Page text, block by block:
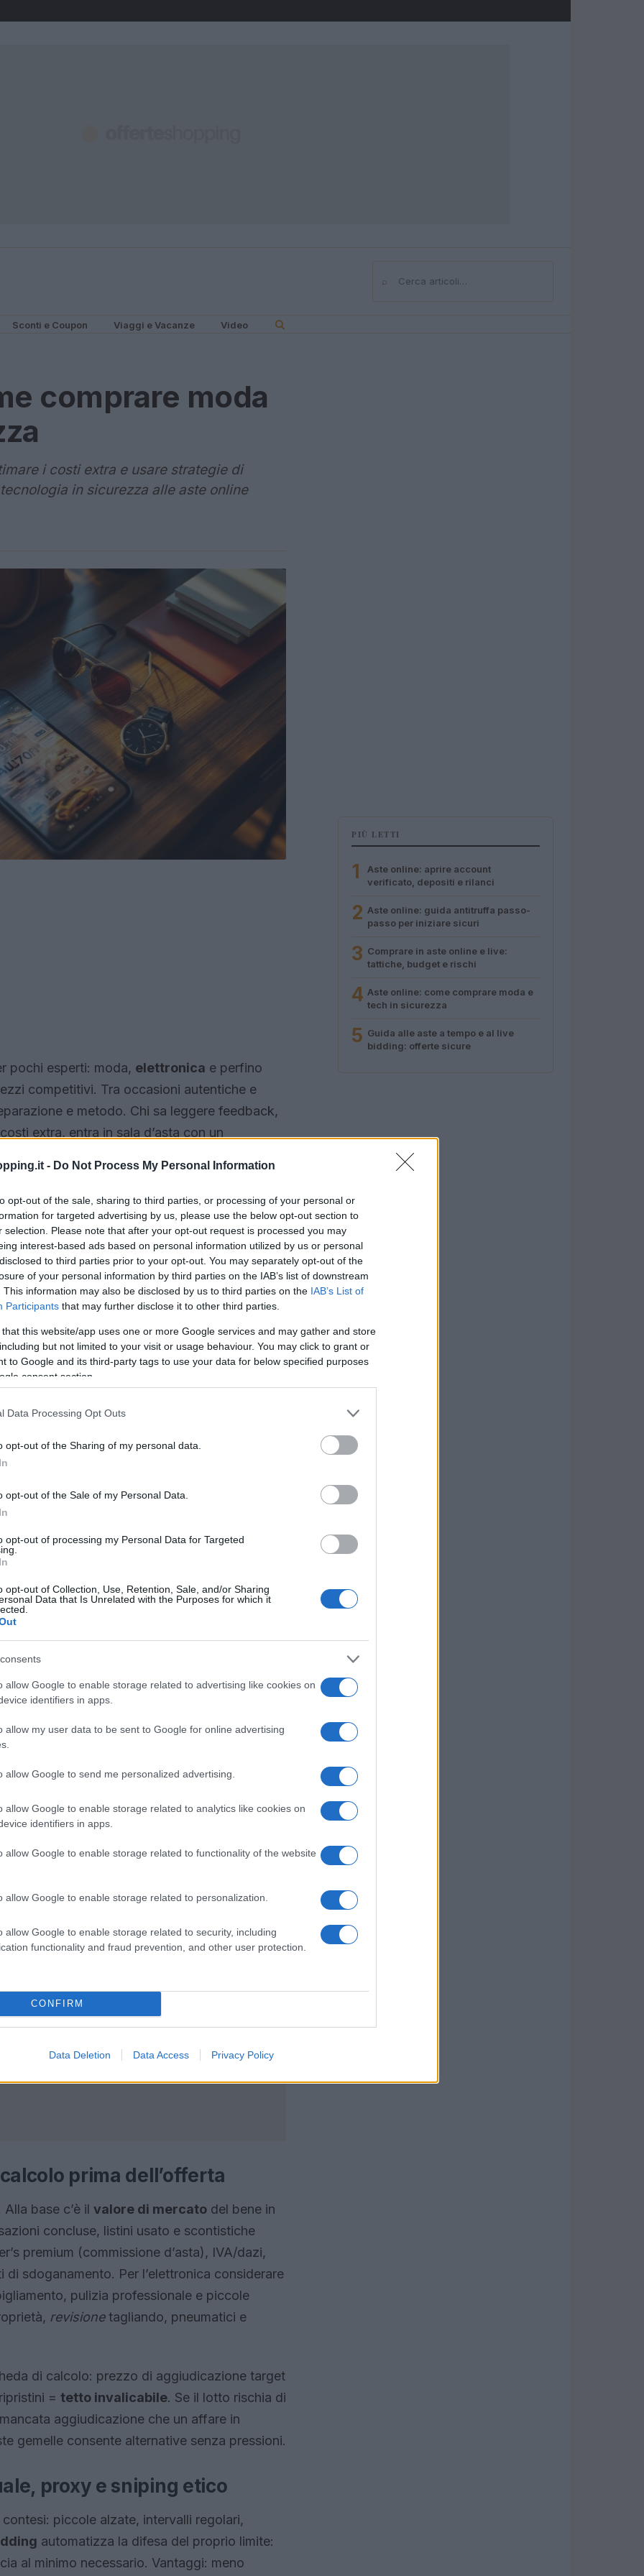
- Do Not Process My Personal Information
opt-out of the sale, sharing to third parties, or processing of your personal or
for targeted advertising by us, please use the below opt-out section to
selection. Please note that after your opt-out request is processed you may
interest-based ads based on personal information utilized by us or personal
to third parties prior to your opt-out. You may separately opt-out of the
of your personal information by third parties on the IAB’s list of downstream
This information may also be disclosed by us to third parties on the IAB’s List of
Participants that may further disclose it to other third parties.
that this website/app uses one or more Google services and may gather and store
but not limited to your visit or usage behaviour. You may click to grant or
to Google and its third-party tags to use your data for below specified purposes
consent section.
Data Processing Opt Outs
opt-out of the Sharing of my personal data.
opt-out of the Sale of my Personal Data.
opt-out of processing my Personal Data for Targeted
opt-out of Collection, Use, Retention, Sale, and/or Sharing
Data that Is Unrelated with the Purposes for which it
allow Google to enable storage related to advertising like cookies on
identifiers in apps.
allow my user data to be sent to Google for online advertising
allow Google to send me personalized advertising.
allow Google to enable storage related to analytics like cookies on
identifiers in apps.
allow Google to enable storage related to functionality of the website
allow Google to enable storage related to personalization.
allow Google to enable storage related to security, including
functionality and fraud prevention, and other user protection.
CONFIRM
Data Deletion Data Access Privacy Policy
⌕Cerca
Sconti e Coupon Viaggi e Vacanze Video
comprare moda
i costi extra e usare strategie di
in sicurezza alle aste online
pochi esperti: moda, elettronica e perfino
competitivi. Tra occasioni autentiche e
e metodo. Chi sa leggere feedback,
extra, entra in sala d’asta con un
pensata per chi vuole fare offerte efficaci,
proprio budget.
up completo del lotto:
e immagini. Conoscere le regole della
in anticipo riduce l’emotività e alza la
indicano davvero
ma vanno letti in profondità.
delle recensioni e la risposta a eventuali
rischioso, ma richiede
sono il cuore: verificare chi le ha redatte, la
certificati per un’auto, test funzionali per
l’eventuale copertura assicurativa della
coerenti con la descrizione. Cercare segni
tra numeri di serie e scheda, ombre
scatti aggiuntivi su punti critici è
di cuciture, timbri, seriali; per elettronica,
vano motore, sottoscocca e interno
prima dell’offerta
base c’è il valore di mercato del bene in
concluse, listini usato e scontistiche
premium (commissione d’asta), IVA/dazi,
sdoganamento. Per l’elettronica considerare
pulizia professionale e piccole
revisionetagliando, pneumatici e
di calcolo: prezzo di aggiudicazione target
= tetto invalicabile. Se il lotto rischia di
aggiudicazione che un affare in
gemelle consente alternative senza pressioni.
proxy e sniping etico
piccole alzate, intervalli regolari,
automatizza la difesa del proprio limite:
al minimo necessario. Vantaggi: meno
PIÙ LETTI
1
Aste online: aprire account
verificato, depositi e rilanci
2 Aste online: guida antitruffa passo-
passo per iniziare sicuri
3 Comprare in aste online e live:
tattiche, budget e rischi
4 Aste online: come comprare moda e
tech in sicurezza
5 Guida alle aste a tempo e al live
bidding: offerte sicure